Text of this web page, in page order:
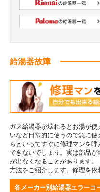
給湯器故障
ガス給湯器が壊れるとお湯が
いなど日常的に使うので急に
らといってすぐに修理マンを
できないでしょう。実は部品
が出なくなることがあります
方法をご紹介します。修理を依
各メーカー別給湯器エラーコ